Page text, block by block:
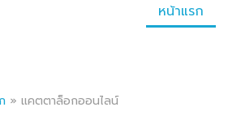
หน้าแรก
» แคตตาล็อกออนไลน์